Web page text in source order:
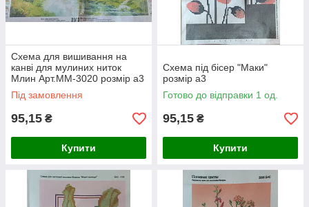
Схема для вишивання на
канві для мулиних ниток
Млин Арт.ММ-3020 розмір а3
Під замовлення
95,15 ₴
Купити
Схема під бісер "Маки"
розмір а3
Готово до відправки 1 од.
95,15 ₴
Купити